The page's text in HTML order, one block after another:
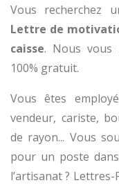
Vous recherchez
Lettre de
caisse. Nous vous
100% gratuit.
Vous êtes
vendeur, cariste,
de rayon... Vous
pour un poste
l’artisanat ?